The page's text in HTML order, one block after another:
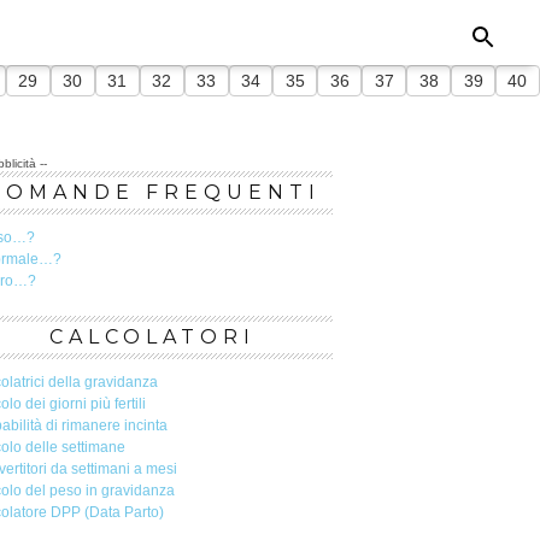
29 30 31 32 33 34 35 36 37 38 39 40
--
FREQUENTI
CALCOLATORI
della gravidanza
dei giorni più fertili
di rimanere incinta
delle settimane
da settimani a mesi
del peso in gravidanza
DPP (Data Parto)